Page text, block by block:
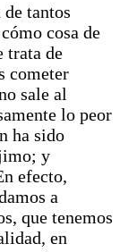
tantos
cosa de
trata de
cometer
sale al
lo peor
ha sido
y
efecto,
a
que tenemos
en